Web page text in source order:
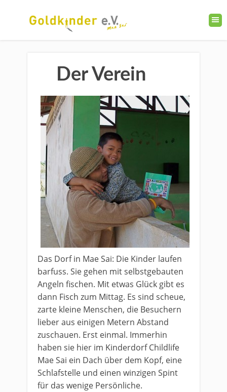
Der Verein
Das Dorf in Mae Sai: Die Kinder laufen
barfuss. Sie gehen mit selbstgebauten
Angeln fischen. Mit etwas Glück gibt es
dann Fisch zum Mittag. Es sind scheue,
zarte kleine Menschen, die Besuchern
lieber aus einigen Metern Abstand
zuschauen. Erst einmal. Immerhin
haben sie hier im Kinderdorf Childlife
Mae Sai ein Dach über dem Kopf, eine
Schlafstelle und einen winzigen Spint
für das wenige Persönliche.